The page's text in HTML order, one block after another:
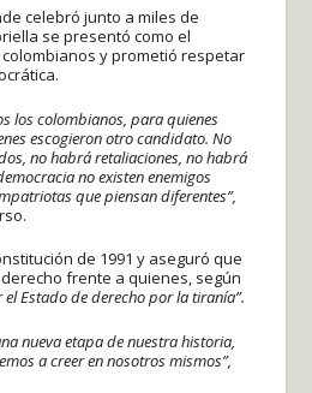
celebró junto a miles de
se presentó como el
y prometió respetar
los colombianos, para quienes
escogieron otro candidato. No
no habrá retaliaciones, no habrá
no existen enemigos
que piensan diferentes”,
de 1991 y aseguró que
frente a quienes, según
el Estado de derecho por la tiranía”.
nueva etapa de nuestra historia,
a creer en nosotros mismos”,